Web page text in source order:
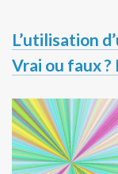
L’utilisation
Vrai ou faux